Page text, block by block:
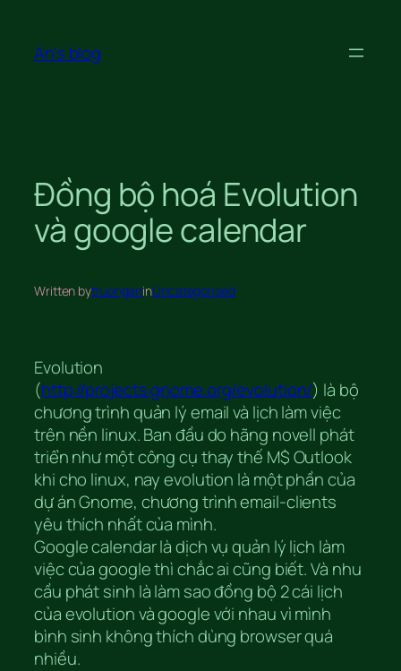
content
An's blog
Đồng bộ hoá Evolution
và google calendar
Written bytruonganinUncategorised
Evolution
(http://projects.gnome.org/evolution/) là bộ
chương trình quản lý email và lịch làm việc
trên nền linux. Ban đầu do hãng novell phát
triển như một công cụ thay thế M$ Outlook
khi cho linux, nay evolution là một phần của
dự án Gnome, chương trình email-clients
yêu thích nhất của mình.
Google calendar là dịch vụ quản lý lịch làm
việc của google thì chắc ai cũng biết. Và nhu
cầu phát sinh là làm sao đồng bộ 2 cái lịch
của evolution và google với nhau vì mình
bình sinh không thích dùng browser quá
nhiều.